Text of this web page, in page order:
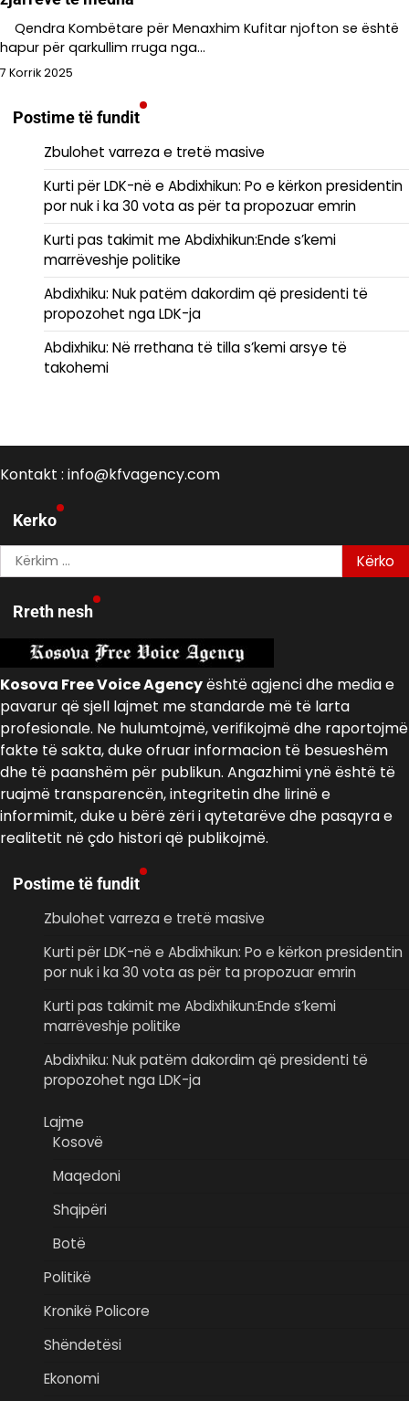
Qendra Kombëtare për Menaxhim Kufitar njofton se është
hapur për qarkullim rruga nga…
7 Korrik 2025
Postime të fundit
Zbulohet varreza e tretë masive
Kurti për LDK-në e Abdixhikun: Po e kërkon presidentin
por nuk i ka 30 vota as për ta propozuar emrin
Kurti pas takimit me Abdixhikun:Ende s’kemi
marrëveshje politike
Abdixhiku: Nuk patëm dakordim që presidenti të
propozohet nga LDK-ja
Abdixhiku: Në rrethana të tilla s’kemi arsye të
takohemi
Kontakt : info@kfvagency.com
Kerko
Kërko
për:
Rreth nesh
Kosova Free Voice Agencyështë agjenci dhe media e
pavarur që sjell lajmet me standarde më të larta
profesionale. Ne hulumtojmë, verifikojmë dhe raportojmë
fakte të sakta, duke ofruar informacion të besueshëm
dhe të paanshëm për publikun. Angazhimi ynë është të
ruajmë transparencën, integritetin dhe lirinë e
informimit, duke u bërë zëri i qytetarëve dhe pasqyra e
realitetit në çdo histori që publikojmë.
Postime të fundit
Zbulohet varreza e tretë masive
Kurti për LDK-në e Abdixhikun: Po e kërkon presidentin
por nuk i ka 30 vota as për ta propozuar emrin
Kurti pas takimit me Abdixhikun:Ende s’kemi
marrëveshje politike
Abdixhiku: Nuk patëm dakordim që presidenti të
propozohet nga LDK-ja
Lajme
Kosovë
Maqedoni
Shqipëri
Botë
Politikë
Kronikë Policore
Shëndetësi
Ekonomi